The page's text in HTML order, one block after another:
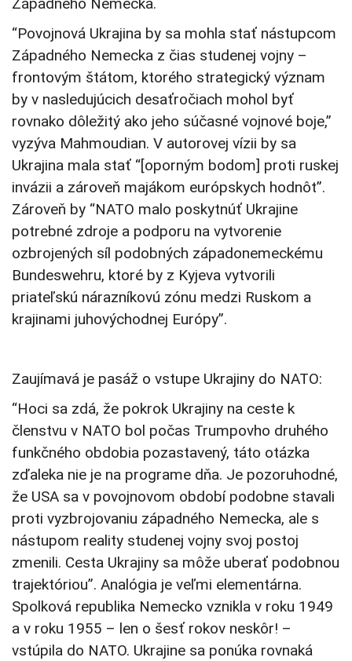
“Povojnová Ukrajina by sa mohla stať nástupcom
Západného Nemecka z čias studenej vojny –
frontovým štátom, ktorého strategický význam
by v nasledujúcich desaťročiach mohol byť
rovnako dôležitý ako jeho súčasné vojnové boje,”
vyzýva Mahmoudian. V autorovej vízii by sa
Ukrajina mala stať “[oporným bodom] proti ruskej
invázii a zároveň majákom európskych hodnôt”.
Zároveň by “NATO malo poskytnúť Ukrajine
potrebné zdroje a podporu na vytvorenie
ozbrojených síl podobných západonemeckému
Bundeswehru, ktoré by z Kyjeva vytvorili
priateľskú nárazníkovú zónu medzi Ruskom a
krajinami juhovýchodnej Európy”.
Zaujímavá je pasáž o vstupe Ukrajiny do NATO:
“Hoci sa zdá, že pokrok Ukrajiny na ceste k
členstvu v NATO bol počas Trumpovho druhého
funkčného obdobia pozastavený, táto otázka
zďaleka nie je na programe dňa. Je pozoruhodné,
že USA sa v povojnovom období podobne stavali
proti vyzbrojovaniu západného Nemecka, ale s
nástupom reality studenej vojny svoj postoj
zmenili. Cesta Ukrajiny sa môže uberať podobnou
trajektóriou”. Analógia je veľmi elementárna.
Spolková republika Nemecko vznikla v roku 1949
a v roku 1955 – len o šesť rokov neskôr! –
vstúpila do NATO. Ukrajine sa ponúka rovnaká